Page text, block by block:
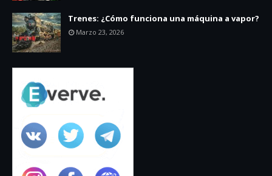
Trenes: ¿Cómo funciona una máquina a vapor?
Marzo 23, 2026